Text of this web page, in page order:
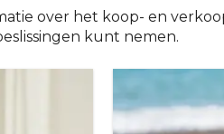
over het koop- en
kunt nemen.